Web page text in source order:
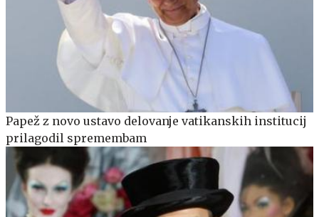
Papež z novo ustavo delovanje vatikanskih institucij
prilagodil spremembam